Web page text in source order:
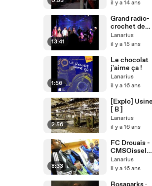
il y a 14 ans
13:41
Grand radio-
crochet de
Oissel, avec
l'Orchestre du
Lanarius
il y a 15 ans
1:56
Le chocolat
j'aime ça !
Lanarius
il y a 16 ans
2:56
[Explo] Usine
[ B ]
Lanarius
il y a 16 ans
8:33
FC Drouais -
CMSOissel
Football : les
coulisses de
Lanarius
il y a 16 ans